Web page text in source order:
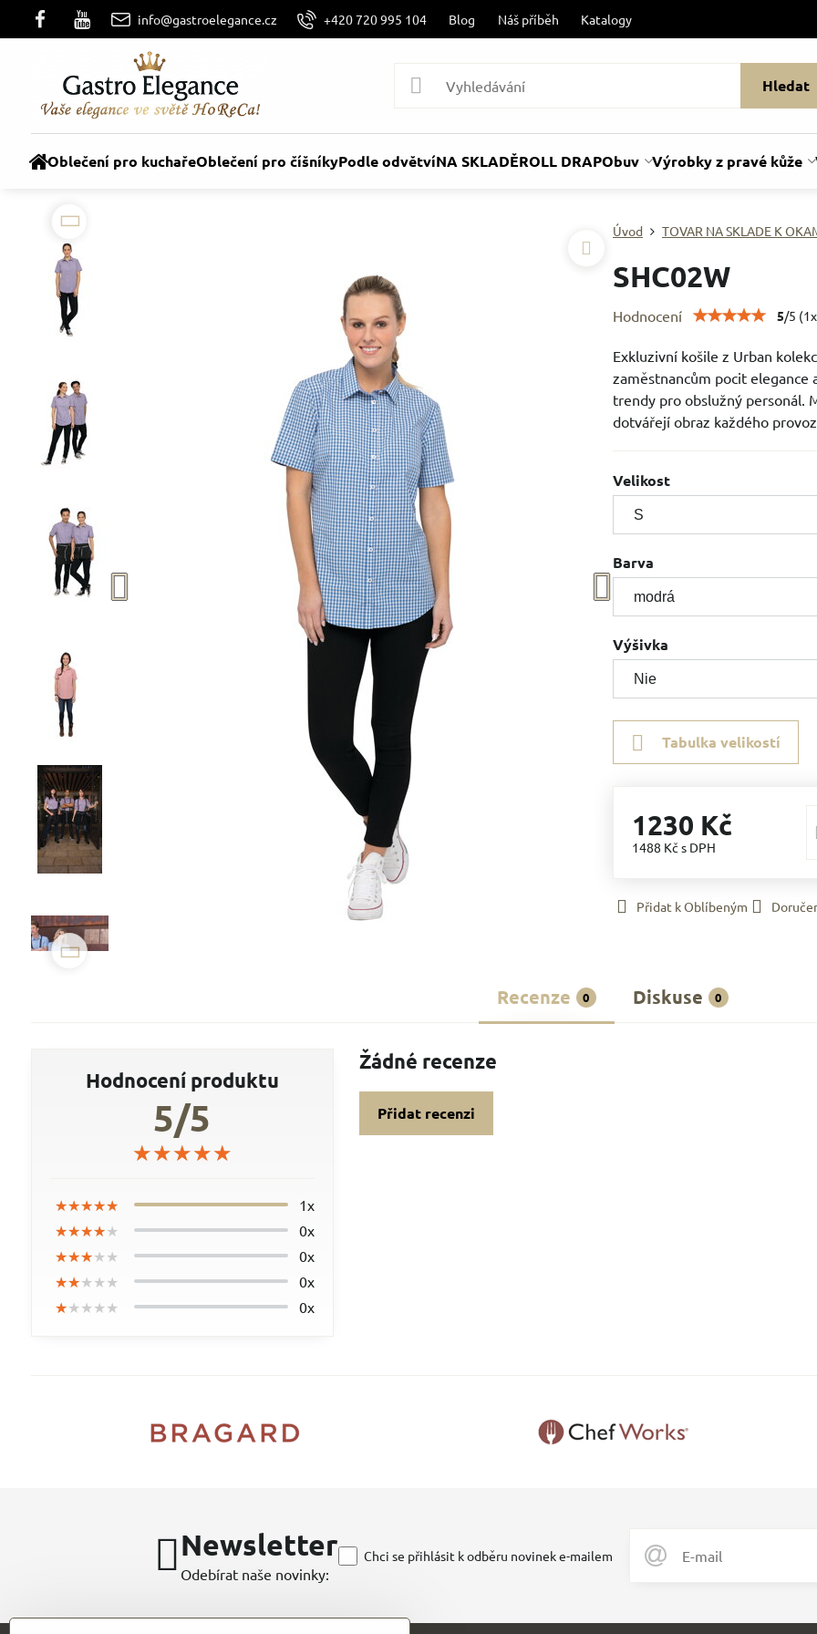
info@gastroelegance.cz +420 720 995 104 Blog Náš příběh Katalogy
Hledat
Oblečení pro kuchařeOblečení pro číšníkyPodle odvětvíNA SKLADĚROLL DRAPObuv Výrobky z pravé kůže
Úvod TOVAR NA SKLADE K
SHC02W
Hodnocení 5/5 (1
Exkluzivní košile z Urban
zaměstnancům pocit
trendy pro obslužný personál.
dotvářejí obraz každého
Velikost
Barva
Výšivka
Tabulka velikostí
1230 Kč
1488 Kč s DPH
Přidat k Oblíbeným
Recenze 0 Diskuse 0
Hodnocení produktu
5/5
★★★★★
★★★★★
★★★★★
★★★★★
★★★★★
★★★★★
1x
★★★★★
★★★★★
★★★★★
0x
★★★★★
★★★★★
★★★★★
0x
★★★★★
★★★★★
★★★★★
0x
★★★★★
★★★★★
★★★★★ 0x
Žádné recenze
Přidat recenzi
Newsletter
Odebírat naše novinky:
Chci se přihlásit k odběru novinek e-mailem